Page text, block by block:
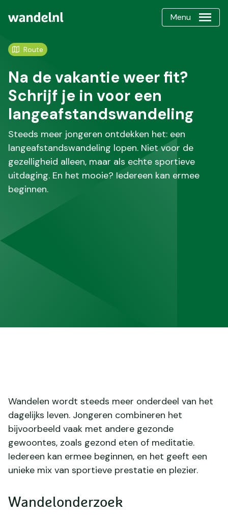
Menu
Route
Na de vakantie weer fit?
Schrijf je in voor een
langeafstandswandeling
Steeds meer jongeren ontdekken het: een
langeafstandswandeling lopen. Niet voor de
gezelligheid alleen, maar als echte sportieve
uitdaging. En het mooie? Iedereen kan ermee
beginnen.
Wandelen wordt steeds meer onderdeel van het
dagelijks leven. Jongeren combineren het
bijvoorbeeld vaak met andere gezonde
gewoontes, zoals gezond eten of meditatie.
Iedereen kan ermee beginnen, en het geeft een
unieke mix van sportieve prestatie en plezier.
Wandelonderzoek